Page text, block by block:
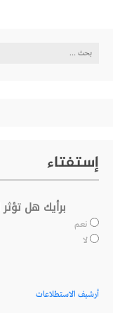
البحث
إستفتاء
برأيك هل
نعم
لا
أرشيف الاستطلاعات